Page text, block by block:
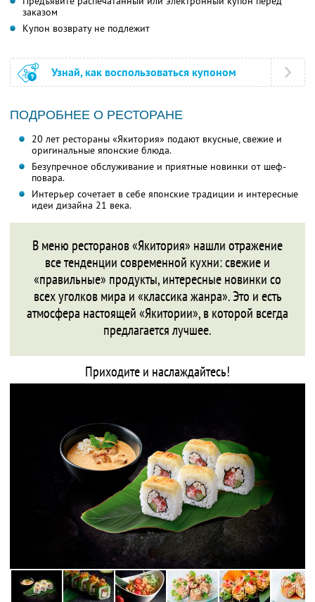
заказом
Купон возврату не подлежит
Узнай, как воспользоваться купоном
ПОДРОБНЕЕ О РЕСТОРАНЕ
20 лет рестораны «Якитория» подают вкусные, свежие и
оригинальные японские блюда.
Безупречное обслуживание и приятные новинки от шеф-
повара.
Интерьер сочетает в себе японские традиции и интересные
идеи дизайна 21 века.
В меню ресторанов «Якитория» нашли отражение
все тенденции современной кухни: свежие и
«правильные» продукты, интересные новинки со
всех уголков мира и «классика жанра». Это и есть
атмосфера настоящей «Якитории», в которой всегда
предлагается лучшее.
Приходите и наслаждайтесь!